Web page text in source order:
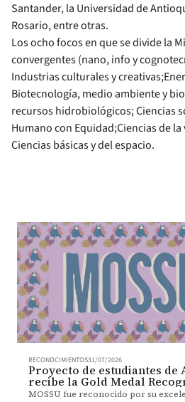
Santander, la Universidad de
Rosario, entre otras.
Los ocho focos en que se divide la
convergentes (nano, info y
Industrias culturales y
Biotecnología, medio ambiente y
recursos hidrobiológicos; Ciencias
Humano con Equidad;Ciencias de la
Ciencias básicas y del espacio.
RECONOCIMIENTOS31/07/2026
Proyecto de estudiantes de
recibe la Gold Medal
BDC 2026
MOSSU fue reconocido por su